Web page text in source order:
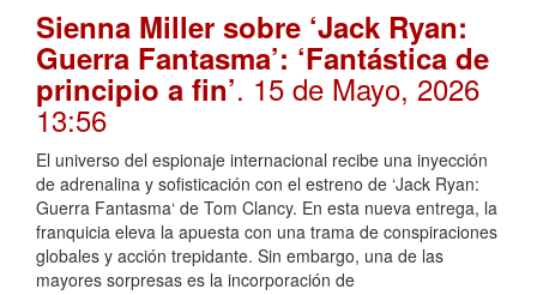
Sienna Miller sobre ‘Jack Ryan:
Guerra Fantasma’: ‘Fantástica de
principio a fin’. 15 de Mayo, 2026
13:56
El universo del espionaje internacional recibe una inyección
de adrenalina y sofisticación con el estreno de ‘Jack Ryan:
Guerra Fantasma‘ de Tom Clancy. En esta nueva entrega, la
franquicia eleva la apuesta con una trama de conspiraciones
globales y acción trepidante. Sin embargo, una de las
mayores sorpresas es la incorporación de